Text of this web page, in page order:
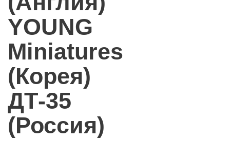
YOUNG
Miniatures
(Корея)
ДТ-35
(Россия)